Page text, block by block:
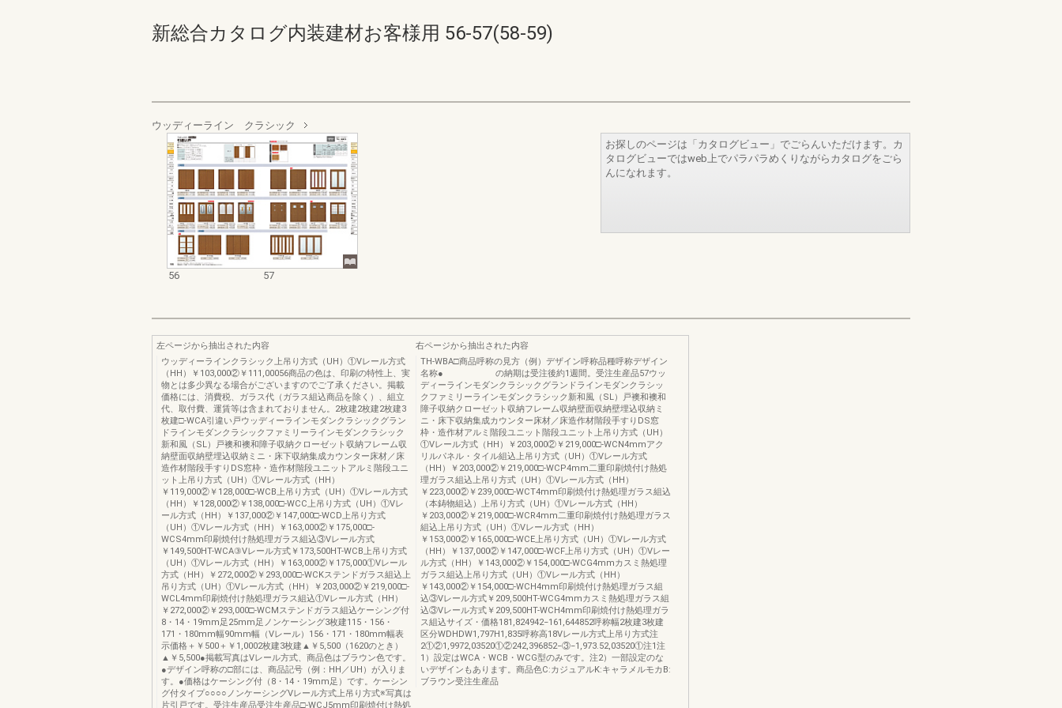
新総合カタログ内装建材お客様用 56-57(58-59)
ウッディーライン クラシック
56 57
お探しのページは「カタログビュー」でごらんいただけます。カ
タログビューではweb上でパラパラめくりながらカタログをごら
んになれます。
左ページから抽出された内容
ウッディーラインクラシック上吊り方式（UH）①Vレール方式
（HH）￥103,000②￥111,00056商品の色は、印刷の特性上、実
物とは多少異なる場合がございますのでご了承ください。掲載
価格には、消費税、ガラス代（ガラス組込商品を除く）、組立
代、取付費、運賃等は含まれておりません。2枚建2枚建2枚建3
枚建□-WCA引違い戸ウッディーラインモダンクラシックグラン
ドラインモダンクラシックファミリーラインモダンクラシック
新和風（SL）戸襖和襖和障子収納クローゼット収納フレーム収
納壁面収納壁埋込収納ミニ・床下収納集成カウンター床材／床
造作材階段手すりDS窓枠・造作材階段ユニットアルミ階段ユニ
ット上吊り方式（UH）①Vレール方式（HH）
￥119,000②￥128,000□-WCB上吊り方式（UH）①Vレール方式
（HH）￥128,000②￥138,000□-WCC上吊り方式（UH）①Vレ
ール方式（HH）￥137,000②￥147,000□-WCD上吊り方式
（UH）①Vレール方式（HH）￥163,000②￥175,000□-
WCS4mm印刷焼付け熱処理ガラス組込③Vレール方式
￥149,500HT-WCA③Vレール方式￥173,500HT-WCB上吊り方式
（UH）①Vレール方式（HH）￥163,000②￥175,000①Vレール
方式（HH）￥272,000②￥293,000□-WCKステンドガラス組込上
吊り方式（UH）①Vレール方式（HH）￥203,000②￥219,000□-
WCL4mm印刷焼付け熱処理ガラス組込①Vレール方式（HH）
￥272,000②￥293,000□-WCMステンドガラス組込ケーシング付
8・14・19mm足25mm足ノンケーシング3枚建115・156・
171・180mm幅90mm幅（Vレール）156・171・180mm幅表
示価格＋￥500＋￥1,0002枚建3枚建▲￥5,500（1620のとき）
▲￥5,500●掲載写真はVレール方式、商品色はブラウン色です。
●デザイン呼称の□部には、商品記号（例：HH／UH）が入りま
す。●価格はケーシング付（8・14・19mm足）です。ケーシン
グ付タイプ○○○○ノンケーシングVレール方式上吊り方式※写真は
片引戸です。受注生産品受注生産品□-WCJ5mm印刷焼付け熱処
右ページから抽出された内容
TH-WBA□商品呼称の見方（例）デザイン呼称品種呼称デザイン
名称● の納期は受注後約1週間。受注生産品57ウッ
ディーラインモダンクラシックグランドラインモダンクラシッ
クファミリーラインモダンクラシック新和風（SL）戸襖和襖和
障子収納クローゼット収納フレーム収納壁面収納壁埋込収納ミ
ニ・床下収納集成カウンター床材／床造作材階段手すりDS窓
枠・造作材アルミ階段ユニット階段ユニット上吊り方式（UH）
①Vレール方式（HH）￥203,000②￥219,000□-WCN4mmアク
リルパネル・タイル組込上吊り方式（UH）①Vレール方式
（HH）￥203,000②￥219,000□-WCP4mm二重印刷焼付け熱処
理ガラス組込上吊り方式（UH）①Vレール方式（HH）
￥223,000②￥239,000□-WCT4mm印刷焼付け熱処理ガラス組込
（本鋳物組込）上吊り方式（UH）①Vレール方式（HH）
￥203,000②￥219,000□-WCR4mm二重印刷焼付け熱処理ガラス
組込上吊り方式（UH）①Vレール方式（HH）
￥153,000②￥165,000□-WCE上吊り方式（UH）①Vレール方式
（HH）￥137,000②￥147,000□-WCF上吊り方式（UH）①Vレー
ル方式（HH）￥143,000②￥154,000□-WCG4mmカスミ熱処理
ガラス組込上吊り方式（UH）①Vレール方式（HH）
￥143,000②￥154,000□-WCH4mm印刷焼付け熱処理ガラス組
込③Vレール方式￥209,500HT-WCG4mmカスミ熱処理ガラス組
込③Vレール方式￥209,500HT-WCH4mm印刷焼付け熱処理ガラ
ス組込サイズ・価格181,824942−161,644852呼称幅2枚建3枚建
区分WDHDW1,797H1,835呼称高18Vレール方式上吊り方式注
2①②1,9972,03520①②242,396852−③−1,973.52,03520①注1注
1）設定はWCA・WCB・WCG型のみです。注2）一部設定のな
いデザインもあります。商品色C:カジュアルK:キャラメルモカB:
ブラウン受注生産品